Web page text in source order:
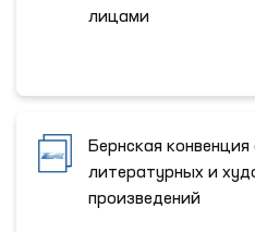
лицами
Бернская конвенция
литературных и
произведений